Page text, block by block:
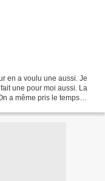
en a voulu une aussi. Je
une pour moi aussi. La
a même pris le temps